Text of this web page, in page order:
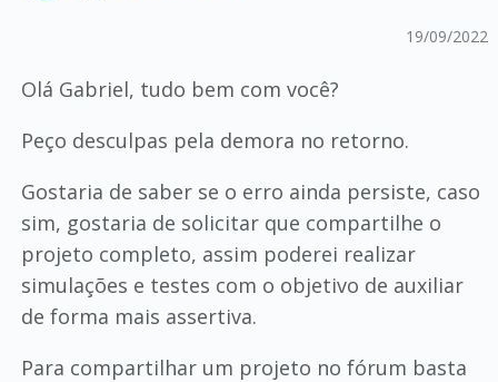
19/09/2022
Olá Gabriel, tudo bem com você?
Peço desculpas pela demora no retorno.
Gostaria de saber se o erro ainda persiste, caso
sim, gostaria de solicitar que compartilhe o
projeto completo, assim poderei realizar
simulações e testes com o objetivo de auxiliar
de forma mais assertiva.
Para compartilhar um projeto no fórum basta